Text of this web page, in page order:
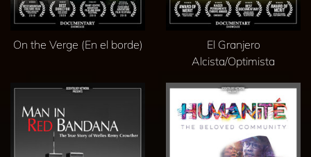
On the Verge (En el borde)
El Granjero
Alcista/Optimista